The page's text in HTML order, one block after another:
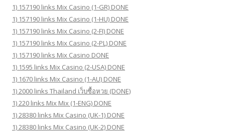
1) 157190 links Mix Casino (1-GR) DONE
1) 157190 links Mix Casino (1-HU) DONE
1) 157190 links Mix Casino (2-FI) DONE
1) 157190 links Mix Casino (2-PL) DONE
1) 157190 links Mix Casino DONE
1) 1595 links Mix Casino (2-USA) DONE
1) 1670 links Mix Casino (1-AU) DONE
1) 2000 links Thailand เว็บซื้อหวย (DONE)
1) 220 links Mix Mix (1-ENG) DONE
1) 28380 links Mix Casino (UK-1) DONE
1) 28380 links Mix Casino (UK-2) DONE